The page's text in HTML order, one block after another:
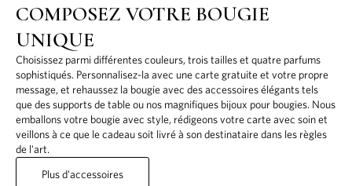
COMPOSEZ VOTRE BOUGIE
UNIQUE
Choisissez parmi différentes couleurs, trois tailles et quatre parfums
sophistiqués. Personnalisez-la avec une carte gratuite et votre propre
message, et rehaussez la bougie avec des accessoires élégants tels
que des supports de table ou nos magnifiques bijoux pour bougies. Nous
emballons votre bougie avec style, rédigeons votre carte avec soin et
veillons à ce que le cadeau soit livré à son destinataire dans les règles
de l'art.
Plus d'accessoires